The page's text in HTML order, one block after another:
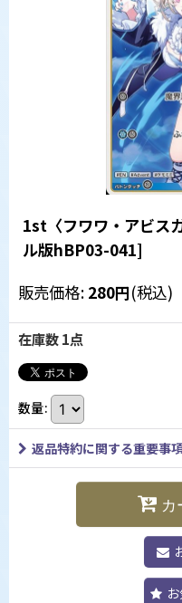
1st〈フワワ・アビス
ル版hBP03-041]
販売価格: 280円(税込)
在庫数 1点
数量:
返品特約に関する重要事
カ